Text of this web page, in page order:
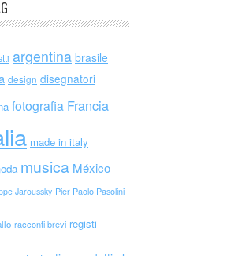
argentina brasile
design disegnatori
fotografia Francia
made in italy
musica México
Jaroussky Pier Paolo Pasolini
racconti brevi registi